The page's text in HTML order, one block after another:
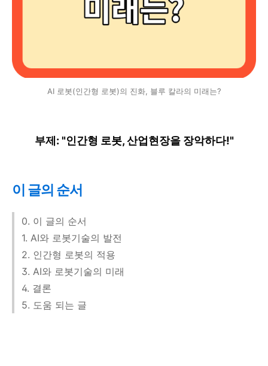
AI 로봇(인간형 로봇)의 진화, 블루 칼라의 미래는?
부제: "인간형 로봇, 산업현장을 장악하다!"
이 글의 순서
0. 이 글의 순서
1. AI와 로봇기술의 발전
2. 인간형 로봇의 적용
3. AI와 로봇기술의 미래
4. 결론
5. 도움 되는 글